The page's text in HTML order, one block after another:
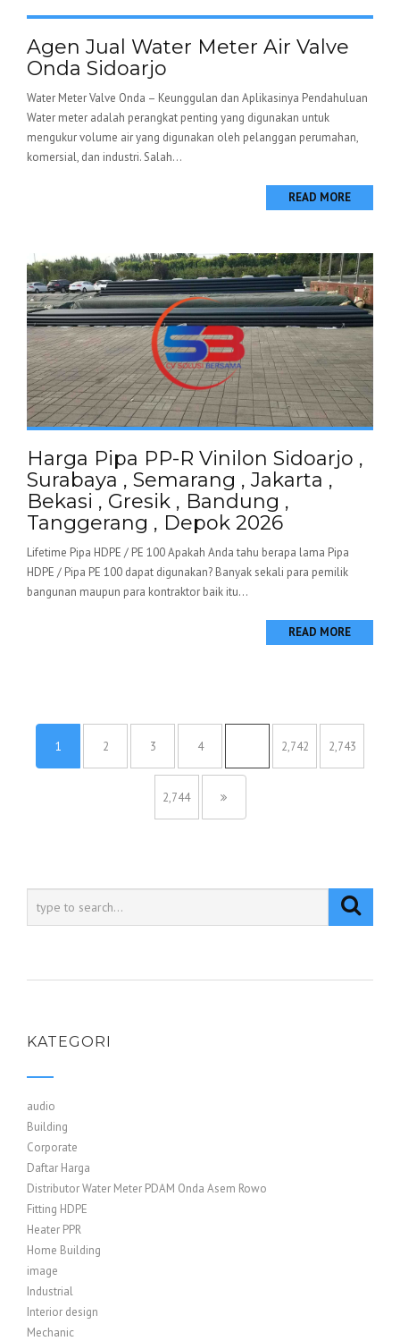
Agen Jual Water Meter Air Valve
Onda Sidoarjo
Water Meter Valve Onda – Keunggulan dan Aplikasinya Pendahuluan
Water meter adalah perangkat penting yang digunakan untuk
mengukur volume air yang digunakan oleh pelanggan perumahan,
komersial, dan industri. Salah...
READ MORE
Harga Pipa PP-R Vinilon Sidoarjo ,
Surabaya , Semarang , Jakarta ,
Bekasi , Gresik , Bandung ,
Tanggerang , Depok 2026
Lifetime Pipa HDPE / PE 100 Apakah Anda tahu berapa lama Pipa
HDPE / Pipa PE 100 dapat digunakan? Banyak sekali para pemilik
bangunan maupun para kontraktor baik itu...
READ MORE
1 2 3 4 2,742 2,743
2,744
KATEGORI
audio
Building
Corporate
Daftar Harga
Distributor Water Meter PDAM Onda Asem Rowo
Fitting HDPE
Heater PPR
Home Building
image
Industrial
Interior design
Mechanic